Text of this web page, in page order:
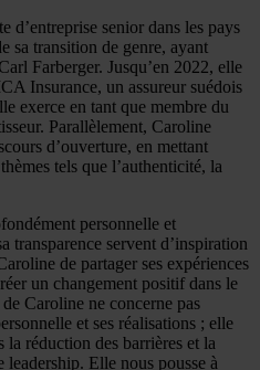
d’entreprise senior dans les pays
sa transition de genre, ayant
Farberger. Jusqu’en 2022, elle
Insurance, un assureur suédois
exerce en tant que membre du
Parallèlement, Caroline
d’ouverture, en mettant
tels que l’authenticité, la
personnelle et
transparence servent d’inspiration
de partager ses expériences
un changement positif dans le
Caroline ne concerne pas
et ses réalisations ; elle
réduction des barrières et la
Elle nous pousse à